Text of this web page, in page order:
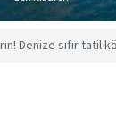
Denize sıfır